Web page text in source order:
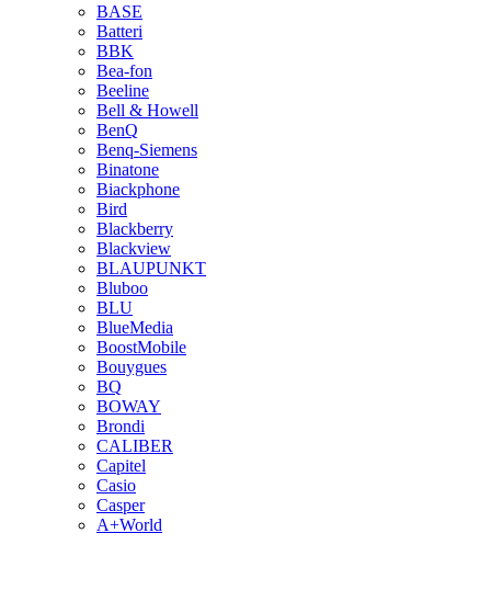
BASE
Batteri
BBK
Bea-fon
Beeline
Bell & Howell
BenQ
Benq-Siemens
Binatone
Biackphone
Bird
Blackberry
Blackview
BLAUPUNKT
Bluboo
BLU
BlueMedia
BoostMobile
Bouygues
BQ
BOWAY
Brondi
CALIBER
Capitel
Casio
Casper
A+World